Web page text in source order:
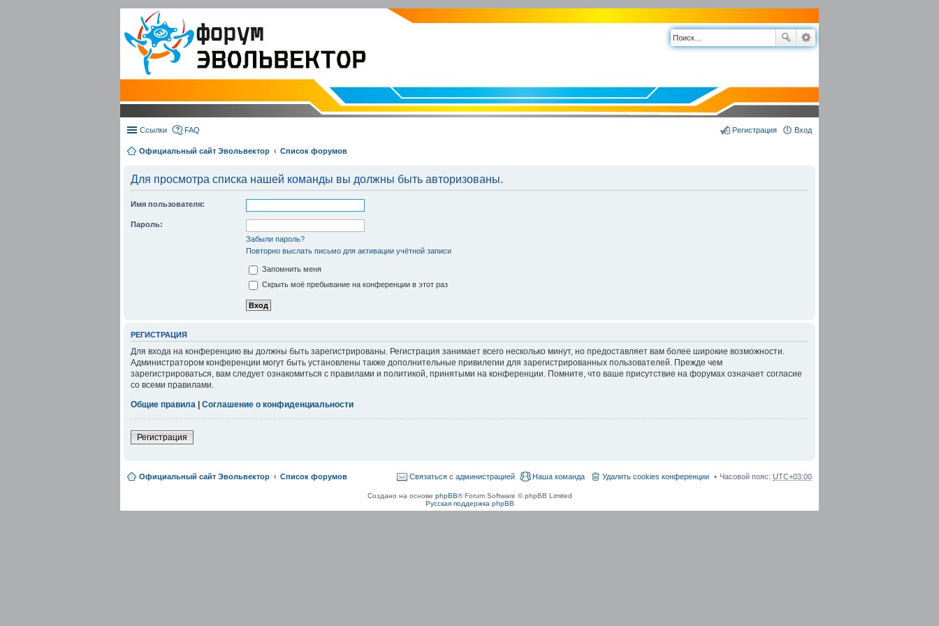
Ссылки FAQ Вход
Регистрация
Официальный сайт Эвольвектор Список форумов
Для просмотра списка нашей команды вы должны быть авторизованы.
Имя пользователя:
Пароль:
Забыли пароль?
Повторно выслать письмо для активации учётной записи
Запомнить меня
Скрыть моё пребывание на конференции в этот раз
РЕГИСТРАЦИЯ
Для входа на конференцию вы должны быть зарегистрированы. Регистрация занимает всего несколько минут, но предоставляет вам более широкие возможности.
Администратором конференции могут быть установлены также дополнительные привилегии для зарегистрированных пользователей. Прежде чем
зарегистрироваться, вам следует ознакомиться с правилами и политикой, принятыми на конференции. Помните, что ваше присутствие на форумах означает согласие
со всеми правилами.
Общие правила | Соглашение о конфиденциальности
Регистрация
Официальный сайт Эвольвектор Список форумов Часовой пояс: UTC+03:00
Удалить cookies конференции
Наша команда
Связаться с администрацией
Создано на основе phpBB® Forum Software © phpBB Limited
Русская поддержка phpBB